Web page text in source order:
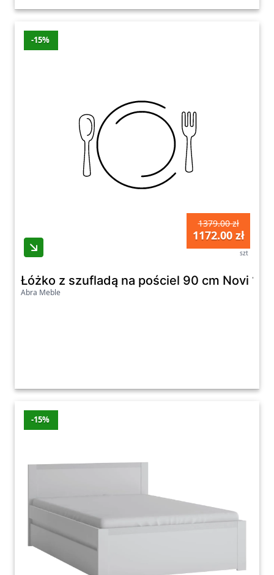
-15%
1379.00 zł
1172.00 zł
szt
Łóżko z szufladą na pościel 90 cm Novi 1S
Abra Meble
-15%